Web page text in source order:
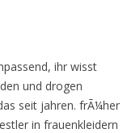
ihr wisst
und drogen
seit jahren. frÃ¼her
in frauenkleidern